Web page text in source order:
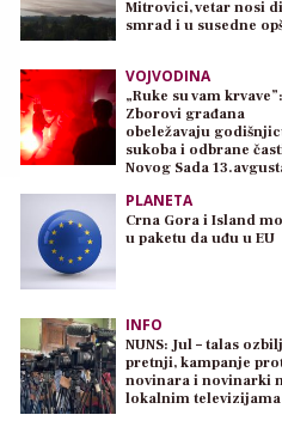
Mitrovici, vetar nosi
smrad i u susedne
VOJVODINA
„Ruke su vam krvave”:
Zborovi građana
obeležavaju
sukoba i odbrane
Novog Sada
PLANETA
Crna Gora i Island
u paketu da uđu u EU
INFO
NUNS: Jul – talas
pretnji, kampanje
novinara i novinarki
lokalnim televizijama